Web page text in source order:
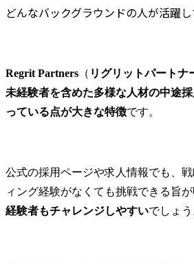
どんなバックグラウンドの人が活躍
Regrit Partners （ リグリットパートナ
未経験者を含めた多様な人材の中途
っている点が大きな特徴です。
公式の採用ページや求人情報でも、
ィング経験がなくても挑戦できる旨が
経験者もチャレンジしやすいでしょう